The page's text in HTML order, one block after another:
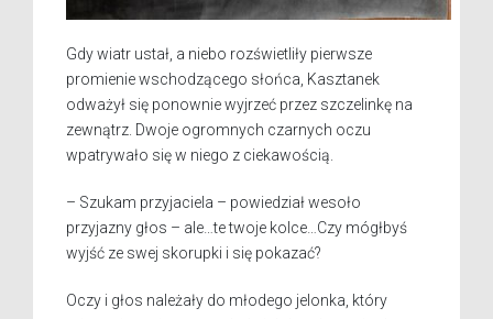
Gdy wiatr ustał, a niebo rozświetliły pierwsze
promienie wschodzącego słońca, Kasztanek
odważył się ponownie wyjrzeć przez szczelinkę na
zewnątrz. Dwoje ogromnych czarnych oczu
wpatrywało się w niego z ciekawością.
– Szukam przyjaciela – powiedział wesoło
przyjazny głos – ale…te twoje kolce…Czy mógłbyś
wyjść ze swej skorupki i się pokazać?
Oczy i głos należały do młodego jelonka, który